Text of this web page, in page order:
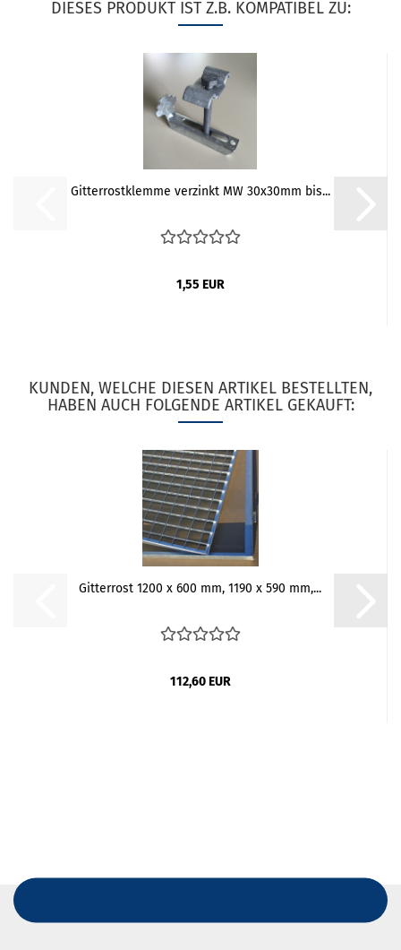
DIESES PRODUKT IST Z.B. KOMPATIBEL ZU:
Gitterrostklemme verzinkt MW 30x30mm bis...
1,55 EUR
KUNDEN, WELCHE DIESEN ARTIKEL BESTELLTEN,
HABEN AUCH FOLGENDE ARTIKEL GEKAUFT:
Gitterrost 1200 x 600 mm, 1190 x 590 mm,...
112,60 EUR